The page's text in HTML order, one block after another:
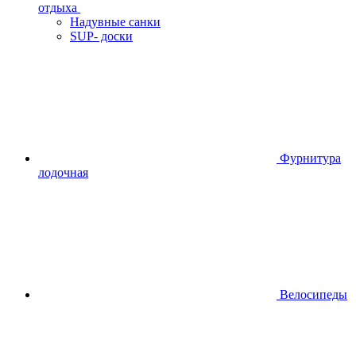
отдыха
Надувные санки
SUP- доски
Фурнитура
лодочная
Велосипеды